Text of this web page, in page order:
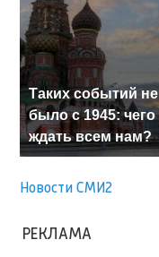
Таких событий не
было с 1945: чего
ждать всем нам?
Новости СМИ2
РЕКЛАМА